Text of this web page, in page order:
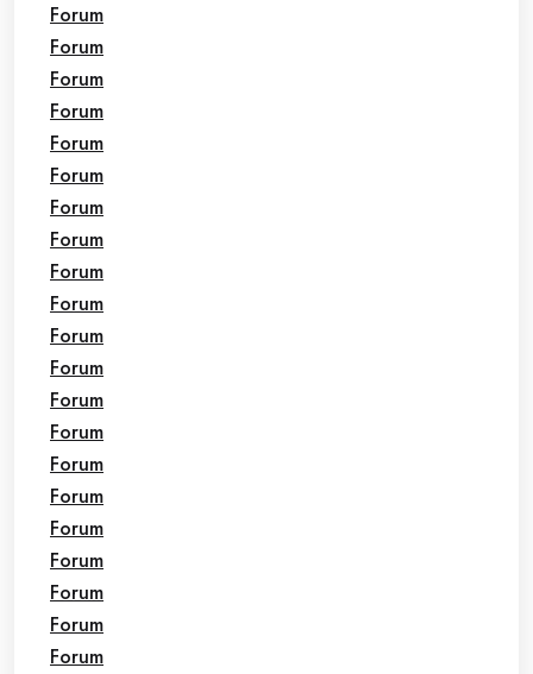
Forum
Forum
Forum
Forum
Forum
Forum
Forum
Forum
Forum
Forum
Forum
Forum
Forum
Forum
Forum
Forum
Forum
Forum
Forum
Forum
Forum